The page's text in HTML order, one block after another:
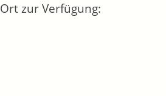
zur Verfügung: